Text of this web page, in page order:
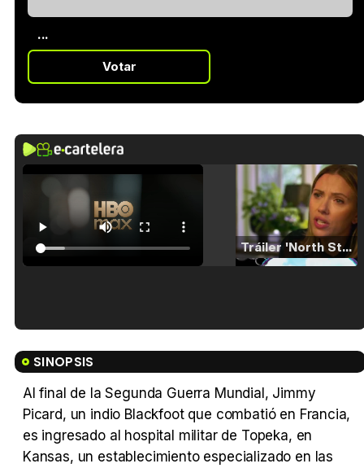
...
Votar
Tráiler 'North Star' (2023)
SINOPSIS
Al final de la Segunda Guerra Mundial, Jimmy
Picard, un indio Blackfoot que combatió en Francia,
es ingresado al hospital militar de Topeka, en
Kansas, un establecimiento especializado en las